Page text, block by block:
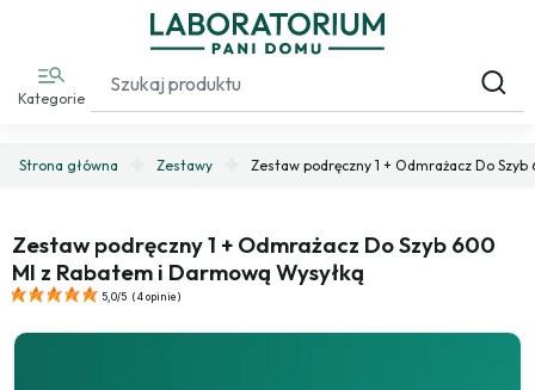
Kategorie
Strona główna Zestawy Zestaw podręczny 1 + Odmrażacz Do
Zestaw podręczny 1 + Odmrażacz Do Szyb 600
Ml z Rabatem i Darmową Wysyłką
5,0/5 ( 4 opinie )